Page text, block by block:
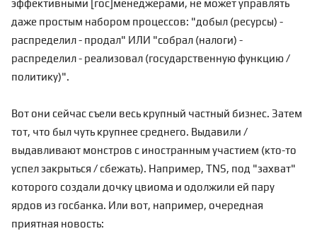
эффективными [гос]менеджерами, не может управлять
даже простым набором процессов: "добыл (ресурсы) -
распределил - продал" ИЛИ "собрал (налоги) -
распределил - реализовал (государственную функцию /
политику)".
Вот они сейчас съели весь крупный частный бизнес. Затем
тот, что был чуть крупнее среднего. Выдавили /
выдавливают монстров с иностранным участием (кто-то
успел закрыться / сбежать). Например, TNS, под "захват"
которого создали дочку цвиома и одолжили ей пару
ярдов из госбанка. Или вот, например, очередная
приятная новость: